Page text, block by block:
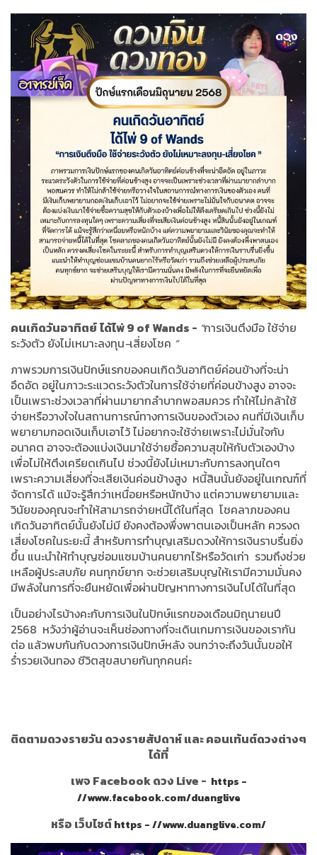
คนเกิดวันอาทิตย์ได้ไพ่9 of Wands - “การเงินตึงมือ ใช้จ่าย
ระวังตัว ยังไม่เหมาะลงทุน-เสี่ยงโชค ”
ภาพรวมการเงินปักษ์แรกของคนเกิดวันอาทิตย์ค่อนข้างที่จะน่า
อึดอัด อยู่ในภาวะระแวดระวังตัวในการใช้จ่ายที่ค่อนข้างสูง อาจจะ
เป็นเพราะช่วงเวลาที่ผ่านมายากลำบากพอสมควร ทำให้ไม่กล้าใช้
จ่ายหรือวางใจในสถานการณ์ทางการเงินของตัวเอง คนที่มีเงินเก็บ
พยายามกอดเงินเก็บเอาไว้ ไม่อยากจะใช้จ่ายเพราะไม่มั่นใจกับ
อนาคต อาจจะต้องแบ่งเงินมาใช้จ่ายซื้อความสุขให้กับตัวเองบ้าง
เพื่อไม่ให้ตึงเครียดเกินไป ช่วงนี้ยังไม่เหมาะกับการลงทุนใดๆ
เพราะความเสี่ยงที่จะเสียเงินค่อนข้างสูง หนี้สินนั้นยังอยู่ในเกณฑ์ที่
จัดการได้ แม้จะรู้สึกว่าเหนื่อยหรือหนักบ้าง แต่ความพยายามและ
วินัยของคุณจะทำให้สามารถจ่ายหนี้ได้ในที่สุด โชคลาภของคน
เกิดวันอาทิตย์นั้นยังไม่มี ยังคงต้องพึ่งพาตนเองเป็นหลัก ควรงด
เสี่ยงโชคในระยะนี้ สำหรับการทำบุญเสริมดวงให้การเงินราบรื่นยิ่ง
ขึ้น แนะนำให้ทำบุญซ่อมแซมบ้านคนยากไร้หรือวัดเก่า รวมถึงช่วย
เหลือผู้ประสบภัย คนทุกข์ยาก จะช่วยเสริมบุญให้เรามีความมั่นคง
มีพลังในการที่จะยืนหยัดเพื่อผ่านปัญหาทางการเงินไปได้ในที่สุด
เป็นอย่างไรบ้างคะกับการเงินในปักษ์แรกของเดือนมิถุนายนปี
2568 หวังว่าผู้อ่านจะเห็นช่องทางที่จะเดินเกมการเงินของเรากัน
ต่อ แล้วพบกันกับดวงการเงินปักษ์หลัง จนกว่าจะถึงวันนั้นขอให้
ร่ำรวยเงินทอง ชีวิตสุขสบายกันทุกคนค่ะ
ติดตามดวงรายวัน ดวงรายสัปดาห์ และ คอนเท้นต์ดวงต่างๆ
ได้ที่
เพจ Facebook ดวง Live - https -
//www.facebook.com/duanglive
หรือ เว็บไซต์https - //www.duanglive.com/